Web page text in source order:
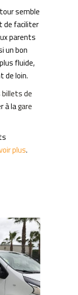
semble
de faciliter
parents
un bon
fluide,
de loin.
billets de
à lagare
plus.